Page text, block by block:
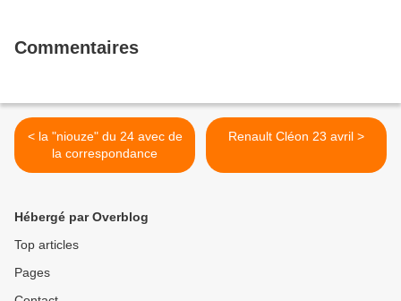
Commentaires
< la "niouze" du 24 avec de
la correspondance
Renault Cléon 23 avril >
Hébergé par Overblog
Top articles
Pages